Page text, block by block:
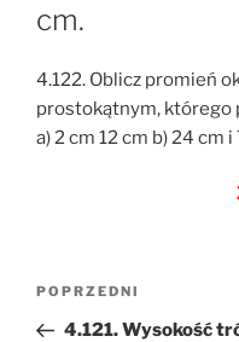
cm.
4.122. Oblicz promień
prostokątnym, którego
a) 2 cm 12 cm b) 24 cm
Nawigacja
Poprzedni
wpis
POPRZEDNI
4.121. Wysokość